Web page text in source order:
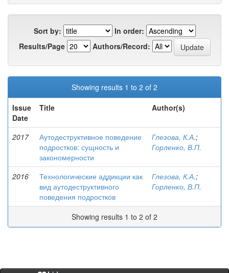
Sort by:
In order:
Results/Page
Authors/Record:
Showing results 1 to 2 of 2
Issue
Date
Title Author(s)
2017
Аутодеструктивное поведение
подростков: сущность и
закономерности
Глезова, К.А.;
Горленко, В.П.
2016
Технологические аддикции как
вид аутодеструктивного
поведения подростков
Глезова, К.А.;
Горленко, В.П.
Showing results 1 to 2 of 2